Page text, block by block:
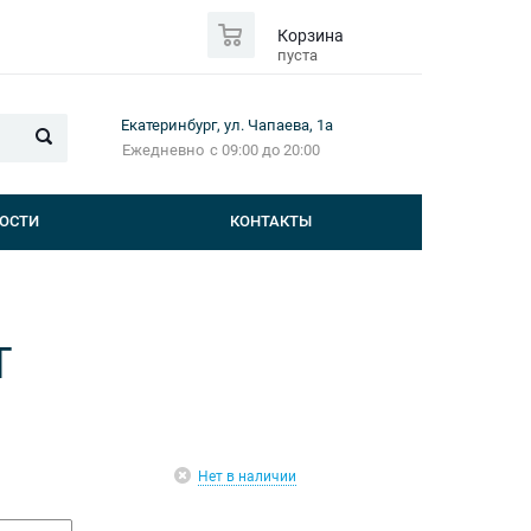
Корзина
пуста
Екатеринбург, ул. Чапаева, 1а
Ежедневно с 09:00 до 20:00
КОНТАКТЫ
Нет в наличии